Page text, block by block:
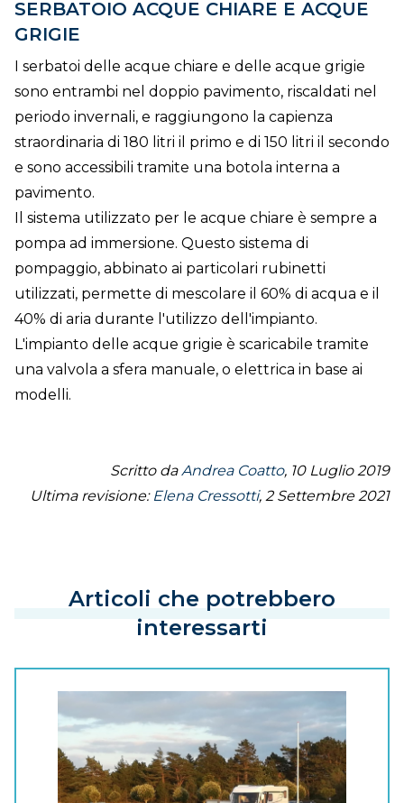
SERBATOIO ACQUE CHIARE E ACQUE
GRIGIE
I serbatoi delle acque chiare e delle acque grigie
sono entrambi nel doppio pavimento, riscaldati nel
periodo invernali, e raggiungono la capienza
straordinaria di 180 litri il primo e di 150 litri il secondo
e sono accessibili tramite una botola interna a
pavimento.
Il sistema utilizzato per le acque chiare è sempre a
pompa ad immersione. Questo sistema di
pompaggio, abbinato ai particolari rubinetti
utilizzati, permette di mescolare il 60% di acqua e il
40% di aria durante l'utilizzo dell'impianto.
L'impianto delle acque grigie è scaricabile tramite
una valvola a sfera manuale, o elettrica in base ai
modelli.
Scritto daAndrea Coatto, 10 Luglio 2019
Ultima revisione: Elena Cressotti, 2 Settembre 2021
Articoli che potrebbero
interessarti